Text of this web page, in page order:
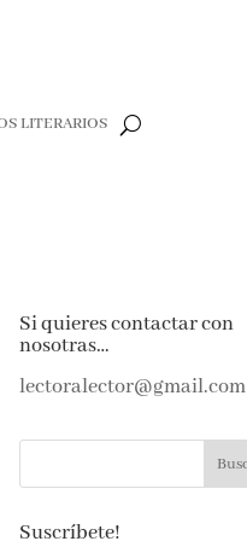
LITERARIOS
Si quieres contactar con
nosotras…
lectoralector@gmail.com
Suscríbete!